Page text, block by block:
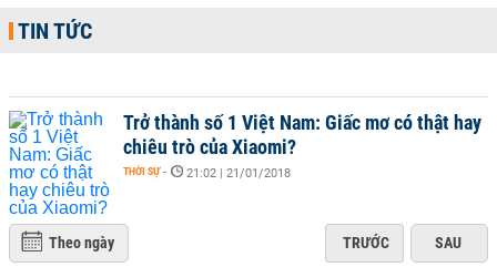
TIN TỨC
Trở thành số 1 Việt Nam: Giấc mơ có thật hay
chiêu trò của Xiaomi?
THỜI SỰ - 21:02 | 21/01/2018
Theo ngày TRƯỚC SAU